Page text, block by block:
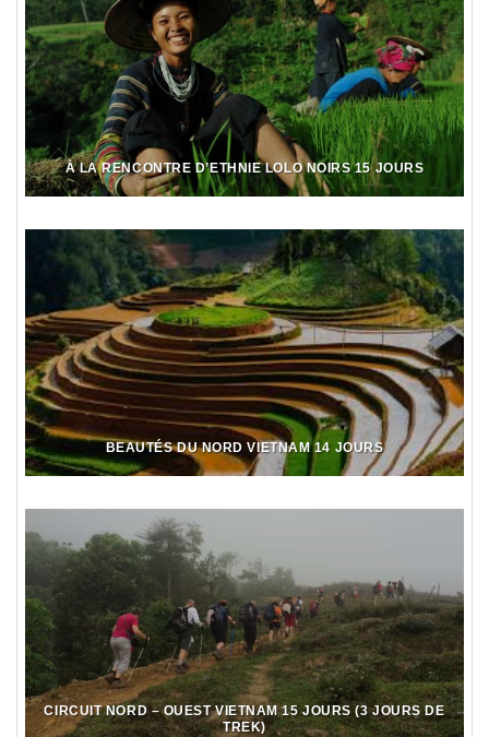
À LA RENCONTRE D’ETHNIE LOLO NOIRS 15 JOURS
BEAUTÉS DU NORD VIETNAM 14 JOURS
CIRCUIT NORD – OUEST VIETNAM 15 JOURS (3 JOURS DE
TREK)